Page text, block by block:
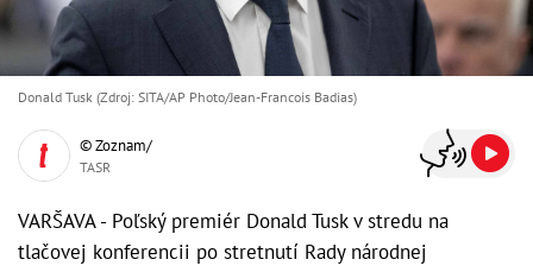
Donald Tusk (Zdroj: SITA/AP Photo/Jean-Francois Badias)
© Zoznam/
TASR
VARŠAVA - Poľský premiér Donald Tusk v stredu na
tlačovej konferencii po stretnutí Rady národnej